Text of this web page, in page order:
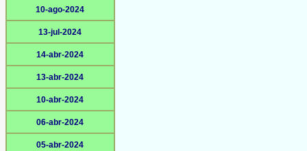
10-ago-2024
13-jul-2024
14-abr-2024
13-abr-2024
10-abr-2024
06-abr-2024
05-abr-2024